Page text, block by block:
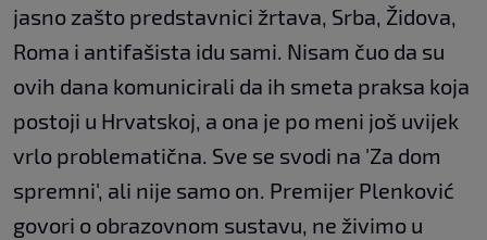
jasno zašto predstavnici žrtava, Srba, Židova,
Roma i antifašista idu sami. Nisam čuo da su
ovih dana komunicirali da ih smeta praksa koja
postoji u Hrvatskoj, a ona je po meni još uvijek
vrlo problematična. Sve se svodi na 'Za dom
spremni', ali nije samo on. Premijer Plenković
govori o obrazovnom sustavu, ne živimo u